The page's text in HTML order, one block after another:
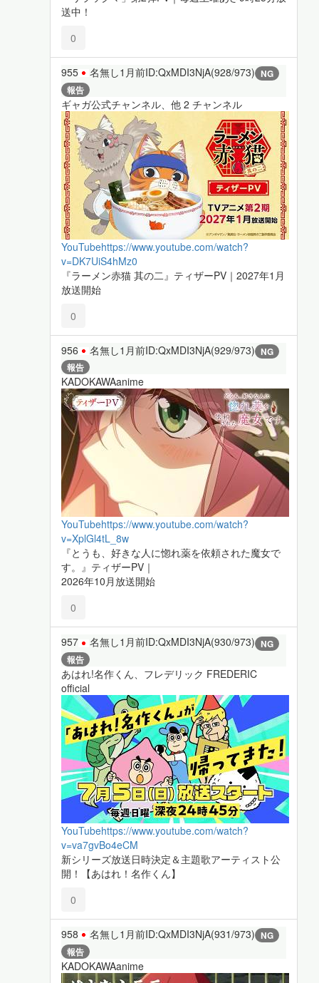
送中！
0
955 名無し1月前ID:QxMDI3NjA(928/973) NG
報告
ギャガ公式チャンネル、他 2 チャンネル
YouTubehttps://www.youtube.com/watch?
v=DK7UiS4hMz0
『ラーメン赤猫 其の二』ティザーPV｜2027年1月
放送開始
0
956 名無し1月前ID:QxMDI3NjA(929/973) NG
報告
KADOKAWAanime
YouTubehttps://www.youtube.com/watch?
v=XplGl4tL_8w
『とうも、好きな人に惚れ薬を依頼された魔女で
す。』ティザーPV｜
2026年10月放送開始
0
957 名無し1月前ID:QxMDI3NjA(930/973) NG
報告
あはれ!名作くん、フレデリック FREDERIC
official
YouTubehttps://www.youtube.com/watch?
v=va7gvBo4eCM
新シリーズ放送日時決定＆主題歌アーティスト公
開！【あはれ！名作くん】
0
958 名無し1月前ID:QxMDI3NjA(931/973) NG
報告
KADOKAWAanime